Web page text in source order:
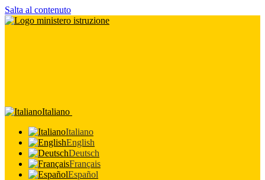
Salta al contenuto
Italiano
Italiano
English
Deutsch
Français
Español